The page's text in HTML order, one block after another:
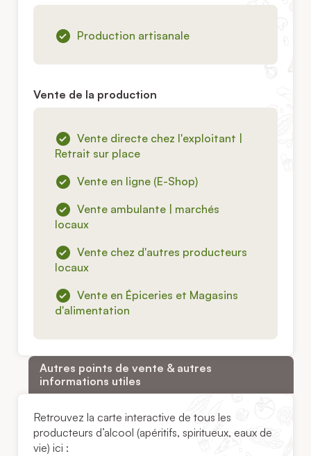
Production artisanale
Vente de la production
Vente directe chez l'exploitant |
Retrait sur place
Vente en ligne (E-Shop)
Vente ambulante | marchés
locaux
Vente chez d'autres producteurs
locaux
Vente en Épiceries et Magasins
d'alimentation
Autres points de vente & autres
informations utiles
Retrouvez la carte interactive de tous les
producteurs d’alcool (apéritifs, spiritueux, eaux de
vie) ici :